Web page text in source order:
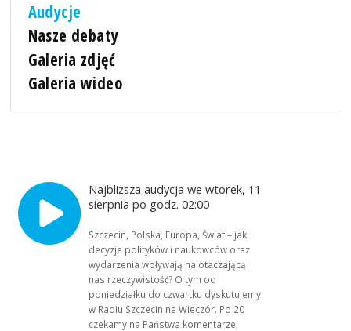
Audycje
Nasze debaty
Galeria zdjęć
Galeria wideo
Najbliższa audycja we wtorek, 11
sierpnia po godz. 02:00
Szczecin, Polska, Europa, Świat – jak
decyzje polityków i naukowców oraz
wydarzenia wpływają na otaczającą
nas rzeczywistość? O tym od
poniedziałku do czwartku dyskutujemy
w Radiu Szczecin na Wieczór. Po 20
czekamy na Państwa komentarze,